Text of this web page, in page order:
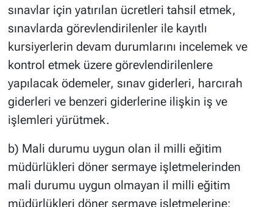
sınavlar için yatırılan ücretleri tahsil etmek,
sınavlarda görevlendirilenler ile kayıtlı
kursiyerlerin devam durumlarını incelemek ve
kontrol etmek üzere görevlendirilenlere
yapılacak ödemeler, sınav giderleri, harcırah
giderleri ve benzeri giderlerine ilişkin iş ve
işlemleri yürütmek.
b) Mali durumu uygun olan il milli eğitim
müdürlükleri döner sermaye işletmelerinden
mali durumu uygun olmayan il milli eğitim
müdürlükleri döner sermaye işletmelerine;